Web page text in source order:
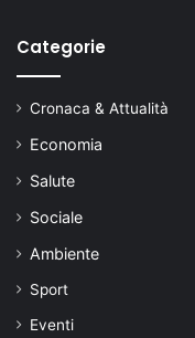
Categorie
Cronaca & Attualità
Economia
Salute
Sociale
Ambiente
Sport
Eventi